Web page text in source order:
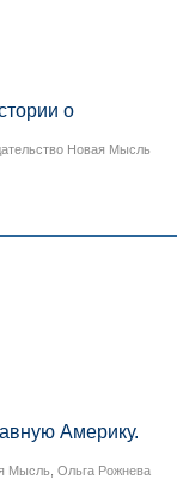
о
Новая Мысль
Америку.
Мысль Ольга Рожнева